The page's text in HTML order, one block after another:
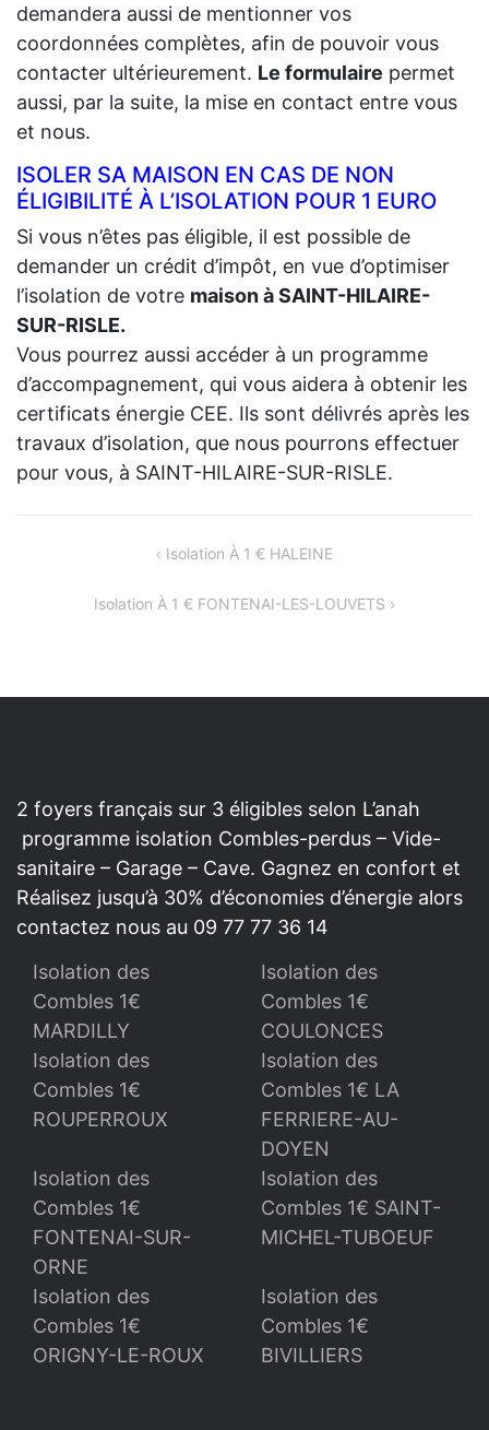
demandera aussi de mentionner vos
coordonnées complètes, afin de pouvoir vous
contacter ultérieurement. Le formulaire permet
aussi, par la suite, la mise en contact entre vous
et nous.
ISOLER SA MAISON EN CAS DE NON
ÉLIGIBILITÉ À L’ISOLATION POUR 1 EURO
Si vous n’êtes pas éligible, il est possible de
demander un crédit d’impôt, en vue d’optimiser
l’isolation de votre maison à SAINT-HILAIRE-
SUR-RISLE.
Vous pourrez aussi accéder à un programme
d’accompagnement, qui vous aidera à obtenir les
certificats énergie CEE. Ils sont délivrés après les
travaux d’isolation, que nous pourrons effectuer
pour vous, à SAINT-HILAIRE-SUR-RISLE.
L’ARTICLE
Isolation À 1 € HALEINE
Isolation À 1 € FONTENAI-LES-LOUVETS
2 foyers français sur 3 éligibles selon L’anah
programme isolation Combles-perdus – Vide-
sanitaire – Garage – Cave. Gagnez en confort et
Réalisez jusqu’à 30% d’économies d’énergie alors
contactez nous au 09 77 77 36 14
Isolation des
Combles 1€
MARDILLY
Isolation des
Combles 1€
COULONCES
Isolation des
Combles 1€
ROUPERROUX
Isolation des
Combles 1€ LA
FERRIERE-AU-
DOYEN
Isolation des
Combles 1€
FONTENAI-SUR-
ORNE
Isolation des
Combles 1€ SAINT-
MICHEL-TUBOEUF
Isolation des
Combles 1€
ORIGNY-LE-ROUX
Isolation des
Combles 1€
BIVILLIERS